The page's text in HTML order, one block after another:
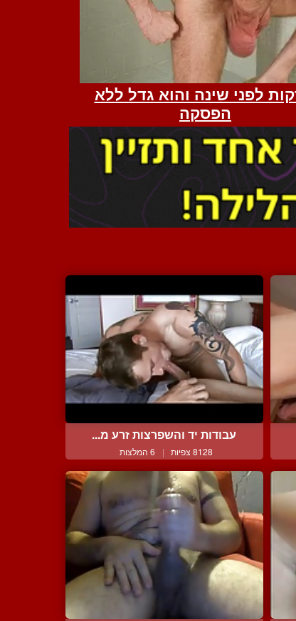
עבודות יד והשפרצות זרע מ...
8128 צפיות | 6 המלצות